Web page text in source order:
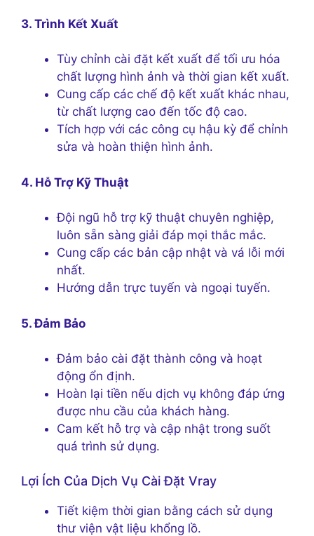
3. Trình Kết Xuất
Tùy chỉnh cài đặt kết xuất để tối ưu hóa
chất lượng hình ảnh và thời gian kết xuất.
Cung cấp các chế độ kết xuất khác nhau,
từ chất lượng cao đến tốc độ cao.
Tích hợp với các công cụ hậu kỳ để chỉnh
sửa và hoàn thiện hình ảnh.
4. Hỗ Trợ Kỹ Thuật
Đội ngũ hỗ trợ kỹ thuật chuyên nghiệp,
luôn sẵn sàng giải đáp mọi thắc mắc.
Cung cấp các bản cập nhật và vá lỗi mới
nhất.
Hướng dẫn trực tuyến và ngoại tuyến.
5. Đảm Bảo
Đảm bảo cài đặt thành công và hoạt
động ổn định.
Hoàn lại tiền nếu dịch vụ không đáp ứng
được nhu cầu của khách hàng.
Cam kết hỗ trợ và cập nhật trong suốt
quá trình sử dụng.
Lợi Ích Của Dịch Vụ Cài Đặt Vray
Tiết kiệm thời gian bằng cách sử dụng
thư viện vật liệu khổng lồ.